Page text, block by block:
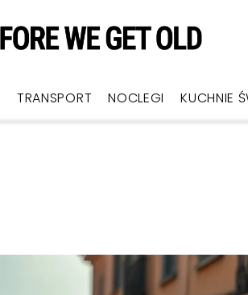
TRANSPORT NOCLEGI KUCHNIE